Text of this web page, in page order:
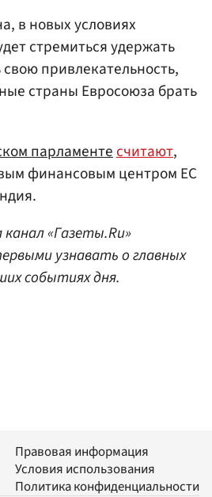
в новых условиях
стремиться удержать
привлекательность,
страны Евросоюза брать
парламенте считают,
финансовым центром ЕС
«Газеты.Ru»
узнавать о главных
событиях дня.
Правовая информация
Условия использования
Политика конфиденциальности